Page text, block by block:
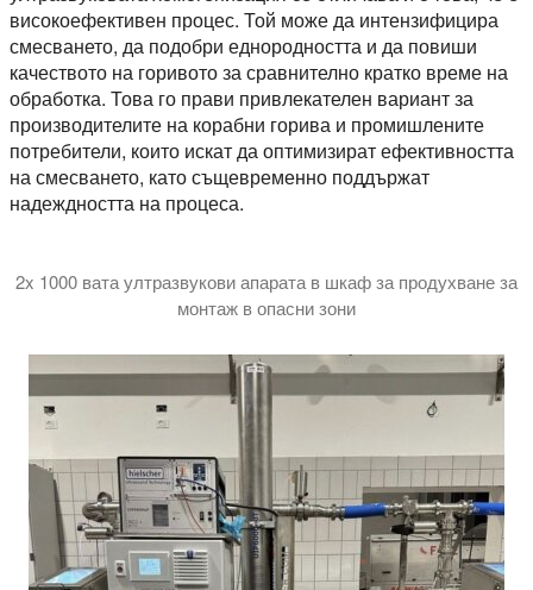
високоефективен процес. Той може да интензифицира
смесването, да подобри еднородността и да повиши
качеството на горивото за сравнително кратко време на
обработка. Това го прави привлекателен вариант за
производителите на корабни горива и промишлените
потребители, които искат да оптимизират ефективността
на смесването, като същевременно поддържат
надеждността на процеса.
2x 1000 вата ултразвукови апарата в шкаф за продухване за
монтаж в опасни зони